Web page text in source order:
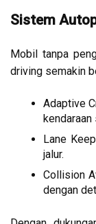
Sistem
Mobil tanpa
driving semakin
Adaptive
Lane
jalur.
Collision
dengan